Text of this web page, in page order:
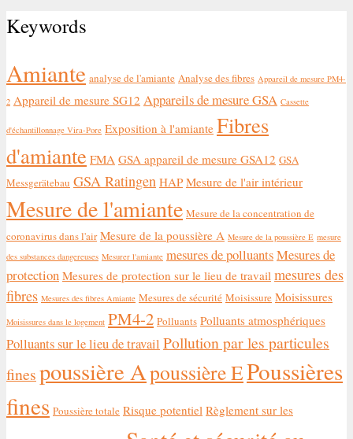
Keywords
Amiante analyse de l'amiante Analyse des fibres Appareil de mesure PM4-
2 Appareil de mesure SG12 Appareils de mesure GSA Cassette
d'échantillonnage Vira-Pore Exposition à l'amiante Fibres
d'amiante FMA GSA appareil de mesure GSA12 GSA
Messgerätebau GSA Ratingen HAP Mesure de l'air intérieur
Mesure de l'amiante Mesure de la concentration de
coronavirus dans l'air Mesure de la poussière A Mesure de la poussière E mesure
des substances dangereuses Mesurer l'amiante mesures de polluantsMesures de
protection Mesures de protection sur le lieu de travail mesures des
fibres Mesures des fibres Amiante Mesures de sécurité Moisissure Moisissures
Moisissures dans le logement PM4-2 Polluants Polluants atmosphériques
Polluants sur le lieu de travail Pollution par les particules
finespoussière Apoussière EPoussières
fines Poussière totale Risque potentiel Règlement sur les